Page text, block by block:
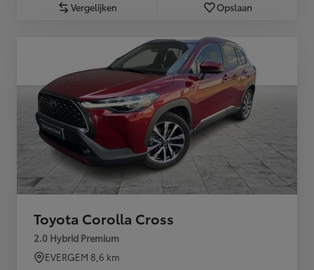
Vergelijken Opslaan
Toyota Corolla Cross
2.0 Hybrid Premium
EVERGEM 8,6 km